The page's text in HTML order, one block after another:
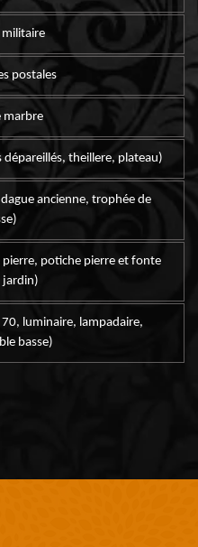
militaire
postales
marbre
theillere, plateau)
ancienne, trophée de
potiche pierre et fonte
jardin)
luminaire, lampadaire,
basse)